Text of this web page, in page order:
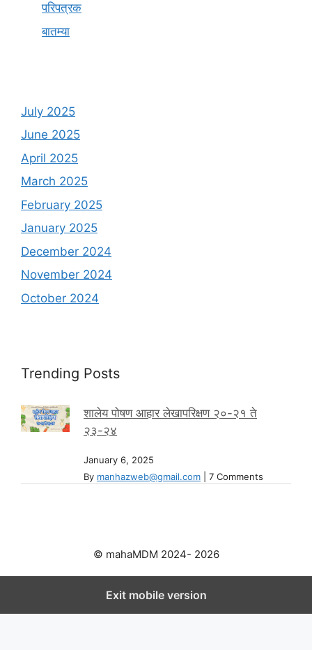
परिपत्रक
बातम्या
July 2025
June 2025
April 2025
March 2025
February 2025
January 2025
December 2024
November 2024
October 2024
Trending Posts
शालेय पोषण आहार लेखापरिक्षण २०-२१ ते
२३-२४
January 6, 2025
By manhazweb@gmail.com 7 Comments
© mahaMDM 2024- 2026
Exit mobile version